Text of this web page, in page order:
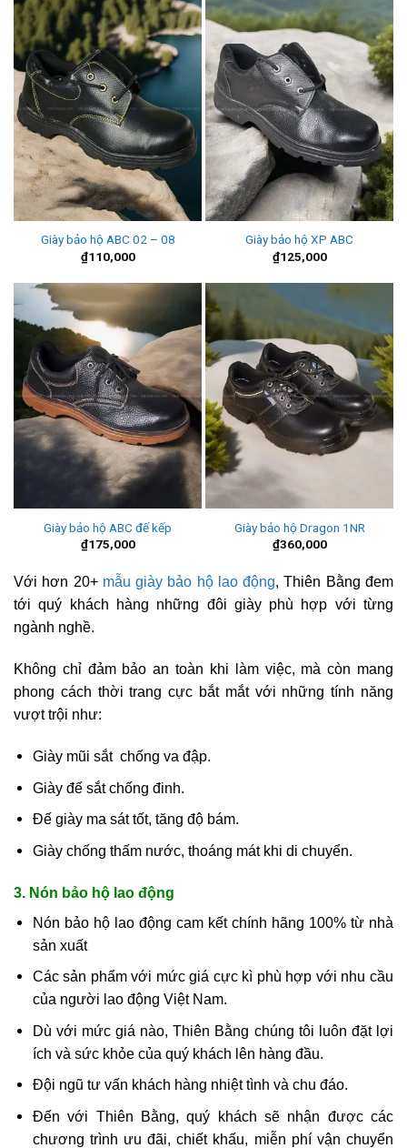
Giày bảo hộ ABC 02 – 08
₫110,000
Giày bảo hộ XP ABC
₫125,000
Giày bảo hộ ABC đế kếp
₫175,000
Giày bảo hộ Dragon 1NR
₫360,000
Với hơn 20+ mẫu giày bảo hộ lao động, Thiên Bằng đem
tới quý khách hàng những đôi giày phù hợp với từng
ngành nghề.
Không chỉ đảm bảo an toàn khi làm việc, mà còn mang
phong cách thời trang cực bắt mắt với những tính năng
vượt trội như:
Giày mũi sắt chống va đập.
Giày đế sắt chống đinh.
Đế giày ma sát tốt, tăng độ bám.
Giày chống thấm nước, thoáng mát khi di chuyển.
3. Nón bảo hộ lao động
Nón bảo hộ lao động cam kết chính hãng 100% từ nhà
sản xuất
Các sản phẩm với mức giá cực kì phù hợp với nhu cầu
của người lao động Việt Nam.
Dù với mức giá nào, Thiên Bằng chúng tôi luôn đặt lợi
ích và sức khỏe của quý khách lên hàng đầu.
Đội ngũ tư vấn khách hàng nhiệt tình và chu đáo.
Đến với Thiên Bằng, quý khách sẽ nhận được các
chương trình ưu đãi, chiết khấu, miễn phí vận chuyển